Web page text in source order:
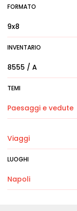
FORMATO
9x8
INVENTARIO
8555 / A
TEMI
Paesaggi e vedute
Viaggi
LUOGHI
Napoli